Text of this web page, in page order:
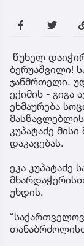
წუხელ
ბერუაშვილი!
ჯანმრთელი,
ექიმის - გიგა
ეხმაურება
კუპატაძე
დაკავებას.
ეკა კუპატაძე
უხდის.